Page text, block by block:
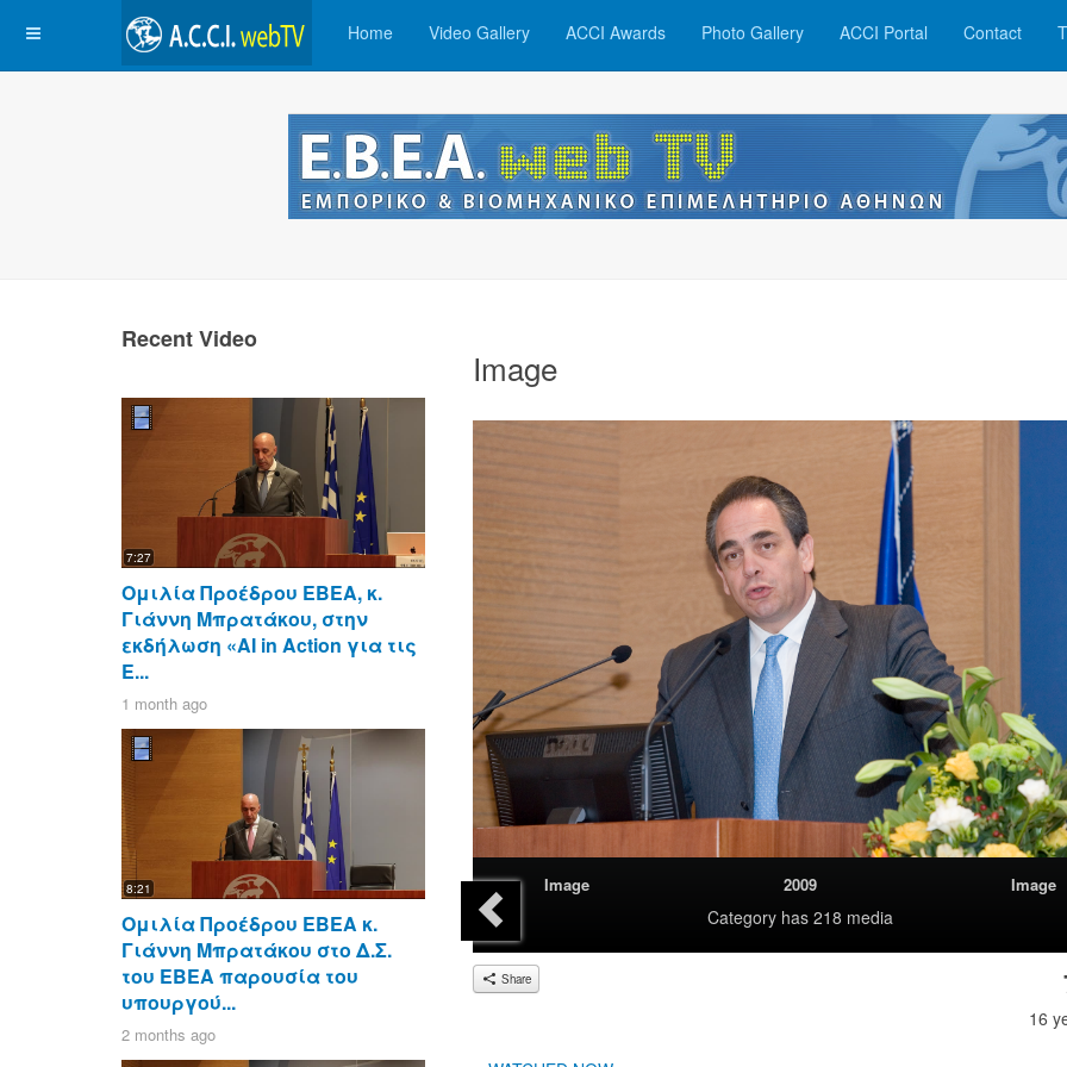
Home Video Gallery ACCI Awards Photo Gallery ACCI Portal Contact
Image
Image 2009
Categoryhas 218 media
Image
Share
16
Recent Video
7:27
Ομιλία Προέδρου ΕΒΕΑ, κ.
Γιάννη Μπρατάκου, στην
εκδήλωση «AI in Action για τις
Ε...
1 month ago
8:21
Ομιλία Προέδρου ΕΒΕΑ κ.
Γιάννη Μπρατάκου στο Δ.Σ.
του ΕΒΕΑ παρουσία του
υπουργού...
2 months ago